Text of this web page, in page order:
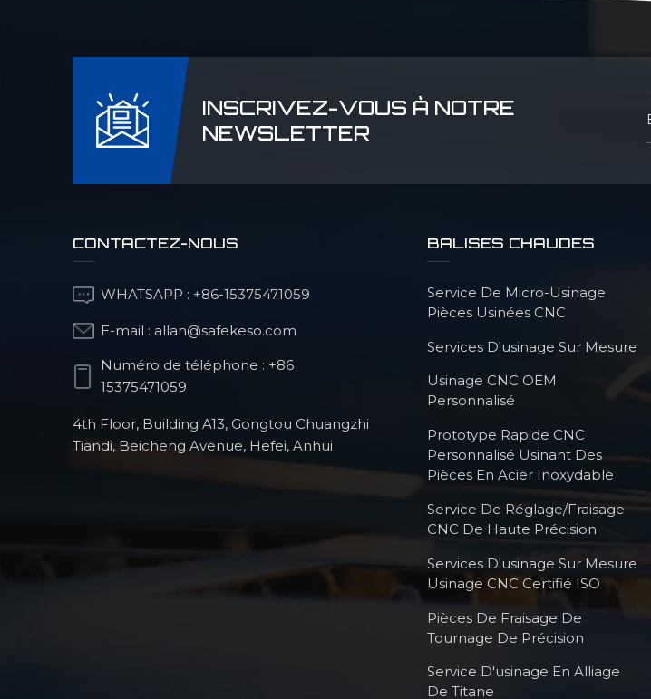
Pièces de machines
pour l'industrie
pétrolière et
précision pour
Partie de structure
Pièces de fraisage
CNC pour robots
orthopédiques
INSCRIVEZ-VOUS À NOTRE
NEWSLETTER
CONTACTEZ-NOUS
WHATSAPP : +86-15375471059
E-mail : allan@safekeso.com
Numéro de téléphone : +86
15375471059
4th Floor, Building A13, Gongtou Chuangzhi
Tiandi, Beicheng Avenue, Hefei, Anhui
BALISES CHAUDES
Service De Micro-Usinage
Pièces Usinées CNC
Services D'usinage Sur Mesure
Usinage CNC OEM
Personnalisé
Prototype Rapide CNC
Personnalisé Usinant Des
Pièces En Acier Inoxydable
Service De Réglage/fraisage
CNC De Haute Précision
Services D'usinage Sur Mesure
Usinage CNC Certifié ISO
Pièces De Fraisage De
Tournage De Précision
Service D'usinage En Alliage
De Titane